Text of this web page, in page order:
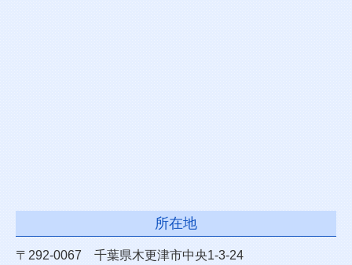
所在地
〒292-0067 千葉県木更津市中央1-3-24